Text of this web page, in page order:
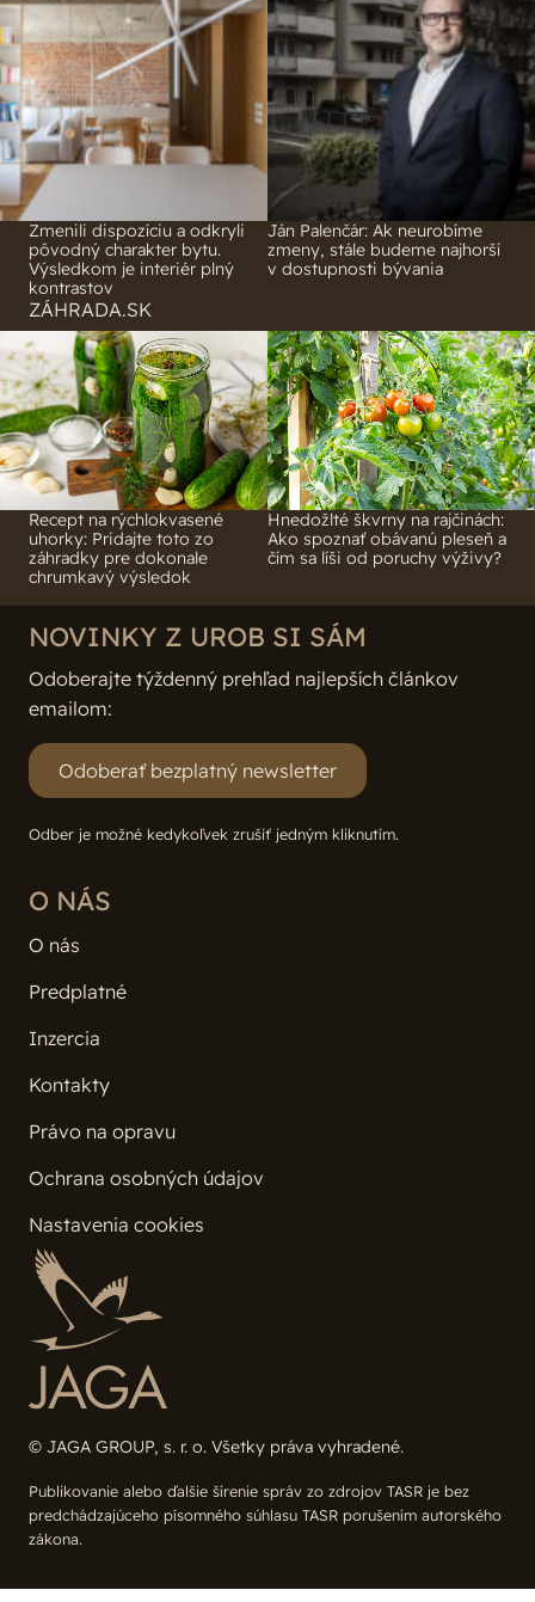
Zmenili dispozíciu a odkryli
pôvodný charakter bytu.
Výsledkom je interiér plný
kontrastov
Ján Palenčár: Ak neurobíme
zmeny, stále budeme najhorší
v dostupnosti bývania
ZÁHRADA.SK
Recept na rýchlokvasené
uhorky: Pridajte toto zo
záhradky pre dokonale
chrumkavý výsledok
Hnedožlté škvrny na rajčinách:
Ako spoznať obávanú pleseň a
čím sa líši od poruchy výživy?
© JAGA GROUP, s. r. o. Všetky práva vyhradené.
Publikovanie alebo ďalšie šírenie správ zo zdrojov TASR je bez
predchádzajúceho písomného súhlasu TASR porušením autorského
zákona.
O NÁS
O nás
Predplatné
Inzercia
Kontakty
Právo na opravu
Ochrana osobných údajov
Nastavenia cookies
NOVINKY Z UROB SI SÁM
Odoberajte týždenný prehľad najlepších článkov
emailom:
Odoberať bezplatný newsletter
Odber je možné kedykoľvek zrušiť jedným kliknutím.